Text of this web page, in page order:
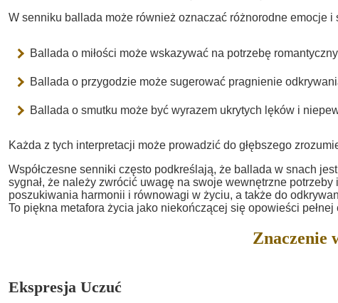
W senniku ballada może również oznaczać różnorodne emocje i
Ballada o miłości może wskazywać na potrzebę
Ballada o przygodzie może sugerować pragnienie
Ballada o smutku może być wyrazem ukrytych lęków i
Każda z tych interpretacji może prowadzić do głębszego
Współczesne senniki często podkreślają, że ballada w snach
sygnał, że należy zwrócić uwagę na swoje wewnętrzne potrzeby
poszukiwania harmonii i równowagi w życiu, a także do
To piękna metafora życia jako niekończącej się opowieści pełnej
Znaczenie
Ekspresja Uczuć